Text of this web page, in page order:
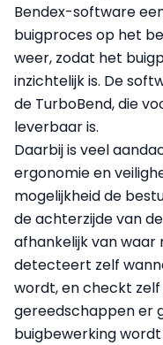
Bendex-software
buigproces op het
weer, zodat het
inzichtelijk is. De
de TurboBend, die
leverbaar is.
Daarbij is veel
ergonomie en
mogelijkheid de
de achterzijde van
afhankelijk van waar
detecteert zelf
wordt, en checkt
gereedschappen er
buigbewerking